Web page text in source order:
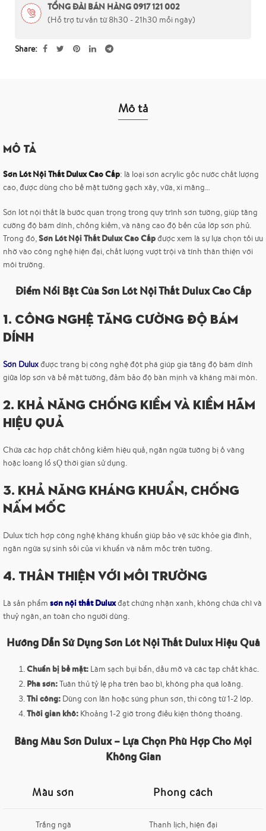
TỔNG ĐÀI BÁN HÀNG 0917 121 002
(Hỗ trợ tư vấn từ 8h30 - 21h30 mỗi ngày)
Share
Mô tả
Mô tả
Sơn Lót Nội Thất Dulux Cao Cấp: là loại sơn acrylic gốc nước chất lượng
cao, được dùng cho bề mặt tường gạch xây, vữa, xi măng…
Sơn lót nội thất là bước quan trọng trong quy trình sơn tường, giúp tăng
cường độ bám dính, chống kiềm, và nâng cao độ bền của lớp sơn phủ.
Trong đó,Sơn Lót Nội Thất Dulux Cao Cấpđược xem là sự lựa chọn tối ưu
nhờ vào công nghệ hiện đại, chất lượng vượt trội và tính thân thiện với
môi trường.
Điểm Nổi Bật Của Sơn Lót Nội Thất Dulux Cao Cấp
1. Công Nghệ Tăng Cường Độ Bám
Dính
Sơn Duluxđược trang bị công nghệ đột phá giúp gia tăng độ bám dính
giữa lớp sơn và bề mặt tường, đảm bảo độ bàn mịnh và kháng mài mòn.
2. Khả Năng Chống Kiềm Và Kiềm Hãm
Hiệu Quả
Chứa các hợp chất chống kiềm hiệu quả, ngăn ngừa tường bị ố vàng
hoặc loang lổ sǪ thời gian sử dụng.
3. Khả Năng Kháng Khuẩn, Chống
Nấm Mốc
Dulux tích hợp công nghệ kháng khuẩn giúp bảo vệ sức khỏe gia đình,
ngăn ngừa sự sinh sối của vi khuẩn và nấm mốc trên tường.
4. Thân Thiện Với Môi Trường
Là sản phẩm sơn nội thất Duluxđạt chứng nhận xanh, không chứa chì và
thuỷ ngân, an toàn cho người dùng.
Hướng Dẫn Sử Dụng Sơn Lót Nội Thất Dulux Hiệu Quả
Chuẩn bị bề mặt: Làm sạch bụi bẩn, dầu mỡ và các tạp chất khác.
Pha sơn:Tuân thủ tỷ lệ pha trên bao bì, không pha quá loãng.
Thi công: Dùng con lăn hoặc súng phun sơn, thi công từ 1-2 lớp.
Thời gian khô: Khoảng 1-2 giờ trong điều kiện thông thoáng.
Bảng Màu Sơn Dulux – Lựa Chọn Phù Hợp Cho Mọi
Không Gian
Màu sơn Phong cách
Trắng ngà Thanh lịch, hiện đại